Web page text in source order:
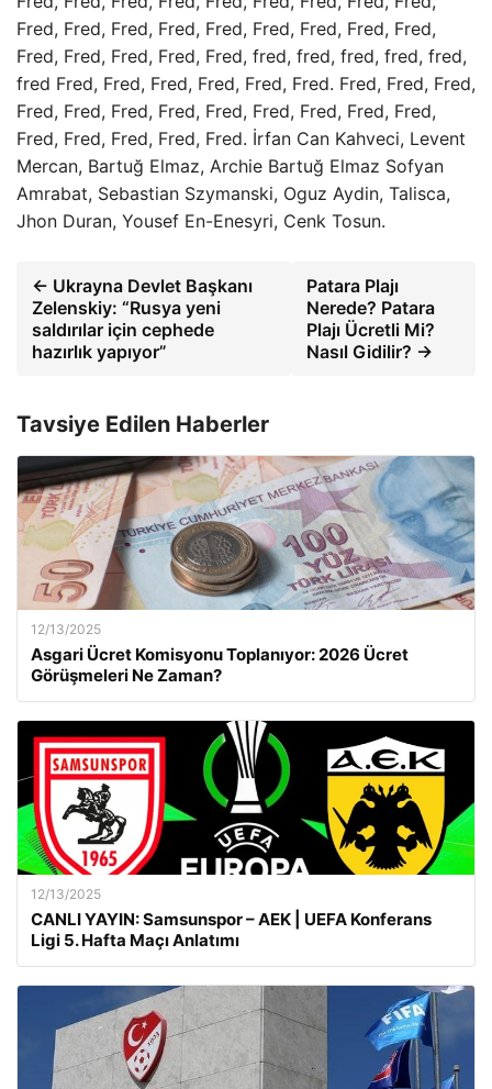
Fred, Fred, Fred, Fred, Fred, Fred, Fred, Fred, Fred,
Fred, Fred, Fred, Fred, Fred, fred, fred, fred, fred, fred,
fred Fred, Fred, Fred, Fred, Fred, Fred. Fred, Fred, Fred,
Fred, Fred, Fred, Fred, Fred, Fred, Fred, Fred, Fred,
Fred, Fred, Fred, Fred, Fred. İrfan Can Kahveci, Levent
Mercan, Bartuğ Elmaz, Archie Bartuğ Elmaz Sofyan
Amrabat, Sebastian Szymanski, Oguz Aydin, Talisca,
Jhon Duran, Yousef En-Enesyri, Cenk Tosun.
← Ukrayna Devlet Başkanı
Zelenskiy: “Rusya yeni
saldırılar için cephede
hazırlık yapıyor”
Patara Plajı
Nerede? Patara
Plajı Ücretli Mi?
Nasıl Gidilir? →
Tavsiye Edilen Haberler
12/13/2025
Asgari Ücret Komisyonu Toplanıyor: 2026 Ücret
Görüşmeleri Ne Zaman?
12/13/2025
CANLI YAYIN: Samsunspor – AEK | UEFA Konferans
Ligi 5. Hafta Maçı Anlatımı